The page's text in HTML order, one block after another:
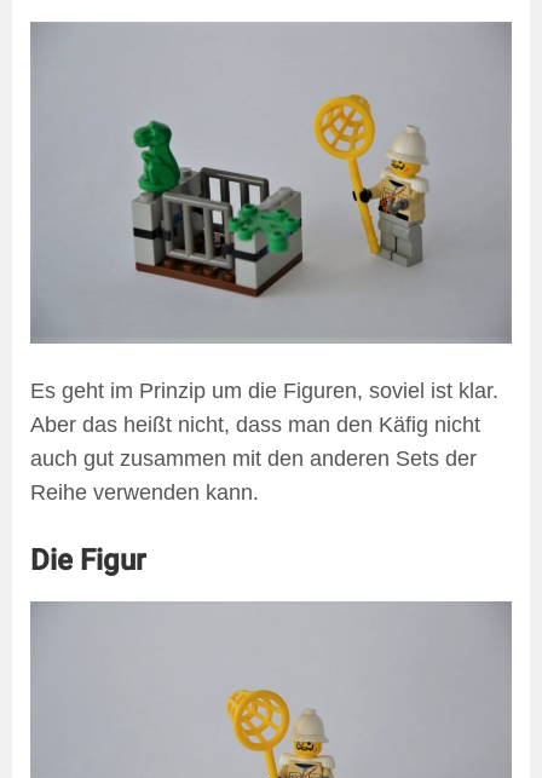
Es geht im Prinzip um die Figuren, soviel ist klar.
Aber das heißt nicht, dass man den Käfig nicht
auch gut zusammen mit den anderen Sets der
Reihe verwenden kann.
Die Figur